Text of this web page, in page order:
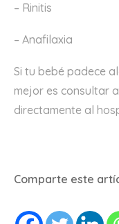
– Rinitis
– Anafilaxia
Si tu bebé padece
mejor es consultar
directamente al
Comparte este